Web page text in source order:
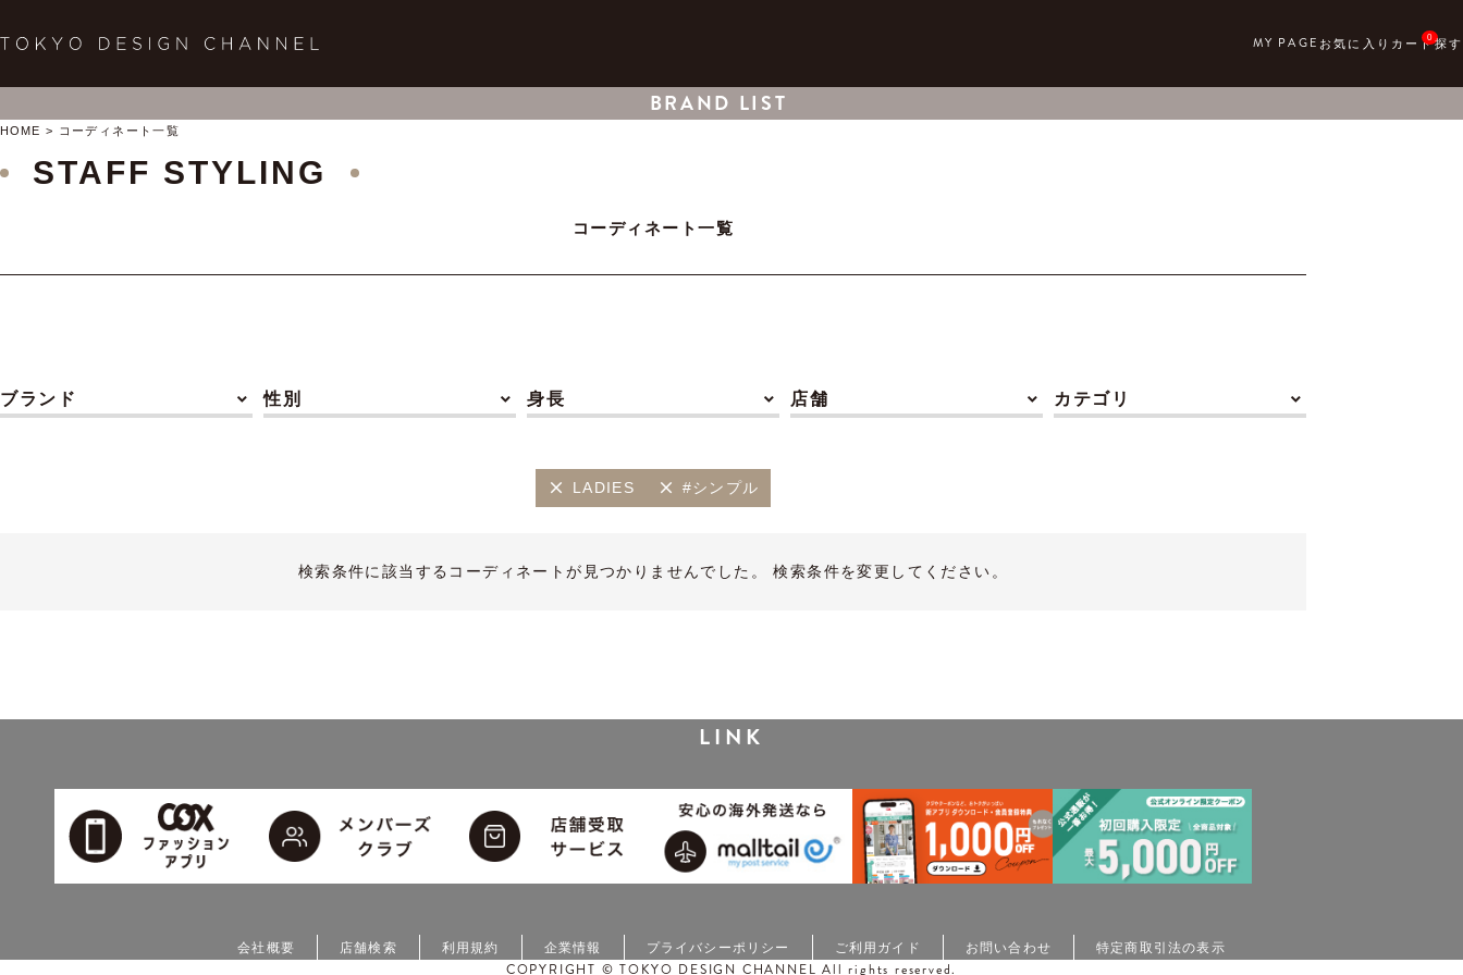
0
BRAND LIST
HOME コーディネート一覧
STAFF STYLING
コーディネート一覧
ブランド 性別 身長 店舗 カテゴリ
LADIES #シンプル
検索条件に該当するコーディネートが見つかりませんでした。 検索条件を変更してください。
LINK
会社概要 店舗検索 利用規約 企業情報 プライバシーポリシー ご利用ガイド お問い合わせ 特定商取引法の表示
COPYRIGHT © TOKYO DESIGN CHANNEL All rights reserved.